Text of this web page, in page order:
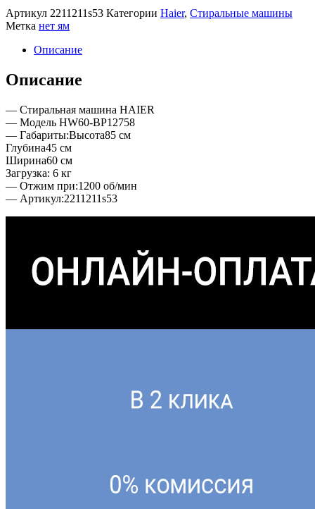
Артикул 2211211s53 Категории Haier, Стиральные машины
Метка нет ям
Описание
Описание
— Стиральная машина HAIER
— Модель HW60-BP12758
— Габариты:Высота85 см
Глубина45 см
Ширина60 см
Загрузка: 6 кг
— Отжим при:1200 об/мин
— Артикул:2211211s53